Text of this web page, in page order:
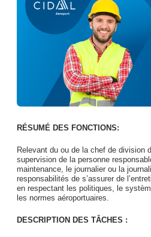
RÉSUMÉ DES FONCTIONS:
Relevant du ou de la chef de division
supervision de la personne
maintenance, le journalier ou la
responsabilités de s’assurer de
en respectant les politiques, le
les normes aéroportuaires.
DESCRIPTION DES TÂCHES :